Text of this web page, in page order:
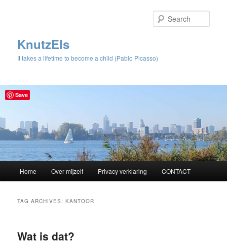
KnutzEls
It takes a lifetime to become a child (Pablo Picasso)
Skip
content
Skip
content
Home Over mijzelf Privacy verklaring CONTACT
TAG ARCHIVES:KANTOOR
Wat is dat?
Save